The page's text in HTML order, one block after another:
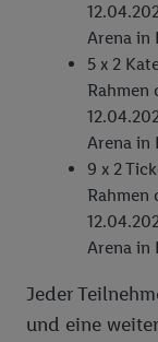
Arena in
5 x 2
Rahmen
Arena in
9 x 2
Rahmen
Arena in
Jeder
und eine